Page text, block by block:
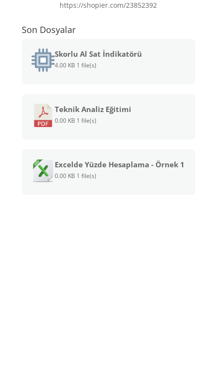
https://shopier.com/23852392
Son Dosyalar
Skorlu Al Sat İndikatörü
4.00 KB 1 file(s)
Teknik Analiz Eğitimi
0.00 KB 1 file(s)
Excelde Yüzde Hesaplama - Örnek 1
0.00 KB 1 file(s)